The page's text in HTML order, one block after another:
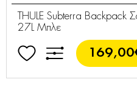
THULE Subterra Backpack
27L Μπλε